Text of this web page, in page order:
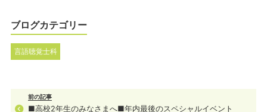
ブログカテゴリー
言語聴覚士科
前の記事
■高校2年生のみなさまへ■年内最後のスペシャルイベント